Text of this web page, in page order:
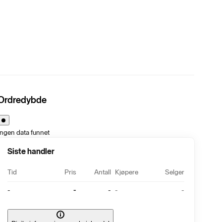
data funnet
Siste handler
Tid Pris Antall Kjøpere Selger
- - - - -